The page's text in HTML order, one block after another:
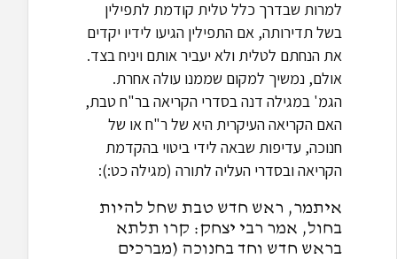
למרות שבדרך כלל טלית קודמת לתפילין
בשל תדירותה, אם התפילין הגיעו לידיו יקדים
את הנחתם לטלית ולא יעביר אותם ויניח בצד.
אולם, נמשיך למקום שממנו עולה אחרת.
הגמ' במגילה דנה בסדרי הקריאה בר"ח טבת,
האם הקריאה העיקרית היא של ר"ח או של
חנוכה, עדיפות שבאה לידי ביטוי בהקדמת
הקריאה ובסדרי העליה לתורה (מגילה כט:):
איתמר, ראש חדש טבת שחל להיות
בחול, אמר רבי יצחק: קרו תלתא
בראש חדש וחד בחנוכה (מברכים